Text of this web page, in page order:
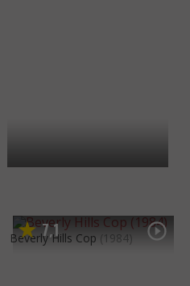
7,1
Beverly Hills Cop (1984)